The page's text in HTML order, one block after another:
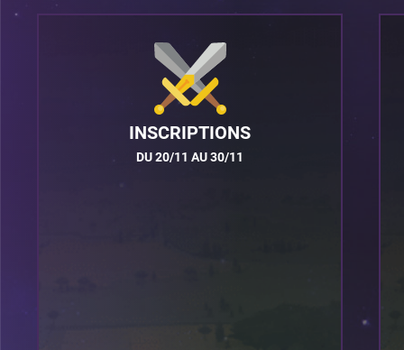
INSCRIPTIONS
DU 20/11 AU 30/11